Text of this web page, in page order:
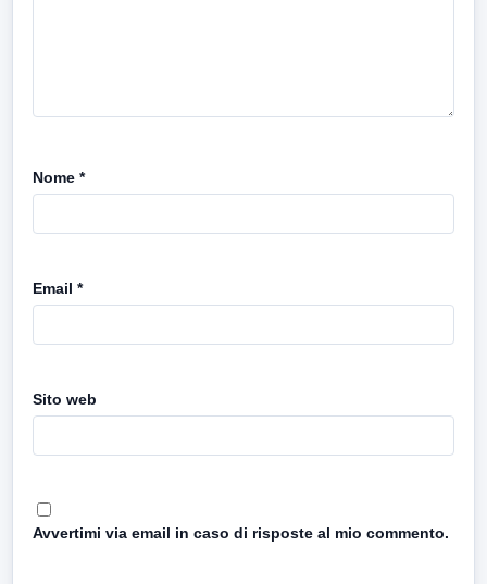
Nome *
Email *
Sito web
Avvertimi via email in caso di risposte al mio commento.